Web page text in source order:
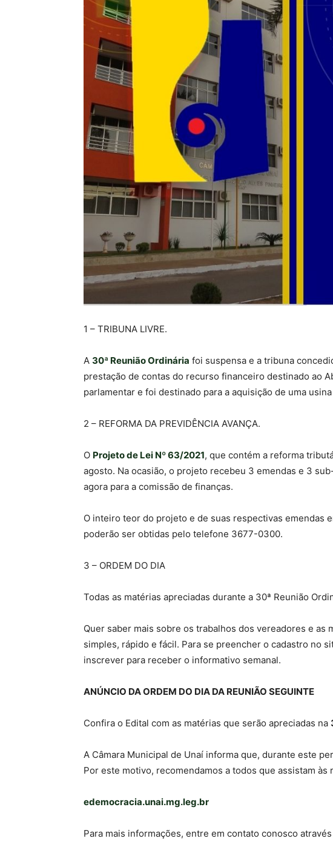
1 – TRIBUNA LIVRE.
A 30ª Reunião Ordinária foi suspensa e a tribuna
prestação de contas do recurso financeiro destinado ao
parlamentar e foi destinado para a aquisição de uma
2 – REFORMA DA PREVIDÊNCIA AVANÇA.
O Projeto de Lei Nº 63/2021, que contém a reforma
agosto. Na ocasião, o projeto recebeu 3 emendas e 3
agora para a comissão de finanças.
O inteiro teor do projeto e de suas respectivas emendas
poderão ser obtidas pelo telefone 3677-0300.
3 – ORDEM DO DIA
Todas as matérias apreciadas durante a 30ª Reunião
Quer saber mais sobre os trabalhos dos vereadores e
simples, rápido e fácil. Para se preencher o cadastro no
inscrever para receber o informativo semanal.
ANÚNCIO DA ORDEM DO DIA DA REUNIÃO SEGUINTE
Confira o Edital com as matérias que serão apreciadas na
A Câmara Municipal de Unaí informa que, durante este
Por este motivo, recomendamos a todos que assistam
edemocracia.unai.mg.leg.br
Para mais informações, entre em contato conosco